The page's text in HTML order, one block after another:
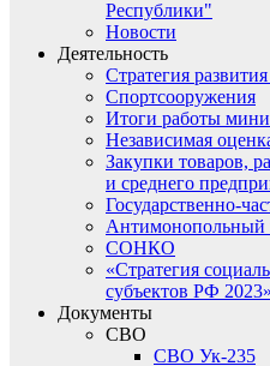
Республики"
Новости
Деятельность
Стратегия
Спортсооружения
Итоги работы
Независимая
Закупки товаров,
и среднего
Государственно-
Антимонопольный
СОНКО
«Стратегия
субъектов РФ
Документы
СВО
СВО Ук-235